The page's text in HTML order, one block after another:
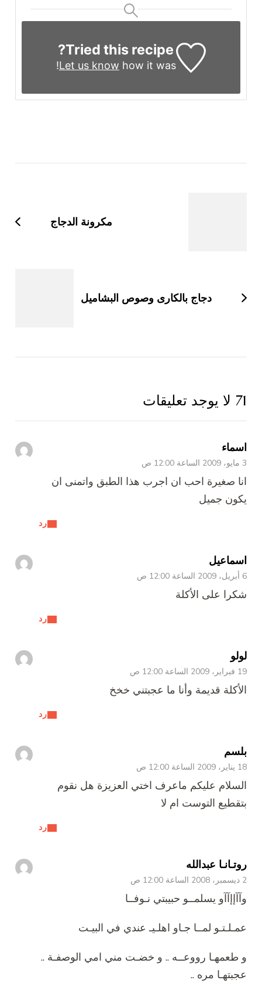
Tried this recipe?
Let us know how it was!
مكرونة الدجاج
دجاج بالكارى وصوص البشاميل
71 لا يوجد تعليقات
اسماء
3 مايو، 2009 الساعة 12:00 ص
رد
انا صغيرة احب ان اجرب هذا الطبق واتمنى ان
يكون جميل
اسماعيل
6 أبريل، 2009 الساعة 12:00 ص
رد
شكرا على الأكلة
لولو
19 فبراير، 2009 الساعة 12:00 ص
رد
الأكلة قديمة وأنا ما عجبتني خخخ
بلسم
18 يناير، 2009 الساعة 12:00 ص
رد
السلام عليكم ماعرف اختي العزيزة هل نقوم
بتقطيع التوست ام لا
روتـانـا عبدالله
2 ديسمبر، 2008 الساعة 12:00 ص
وآآإإآآو يسلمــو حبيبتي نـوفــا
عمـلـتـو لمــا جـاو اهلـيـ عندي في البيـت
و طعمهـا رووعــه .. و خضـت مني امي الوصفـة ..
عجبتهـا مره ..